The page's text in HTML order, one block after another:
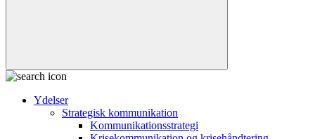
Ydelser
Strategisk kommunikation
Kommunikationsstrategi